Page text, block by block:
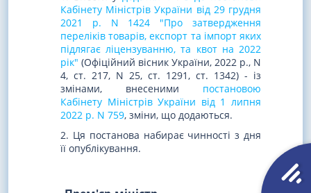
Кабінету Міністрів України від 29 грудня
2021 р. N 1424 "Про затвердження
переліків товарів, експорт та імпорт яких
підлягає ліцензуванню, та квот на 2022
рік" (Офіційний вісник України, 2022 р., N
4, ст. 217, N 25, ст. 1291, ст. 1342) - із
змінами, внесеними постановою
Кабінету Міністрів України від 1 липня
2022 р. N 759, зміни, що додаються.
2. Ця постанова набирає чинності з дня
її опублікування.